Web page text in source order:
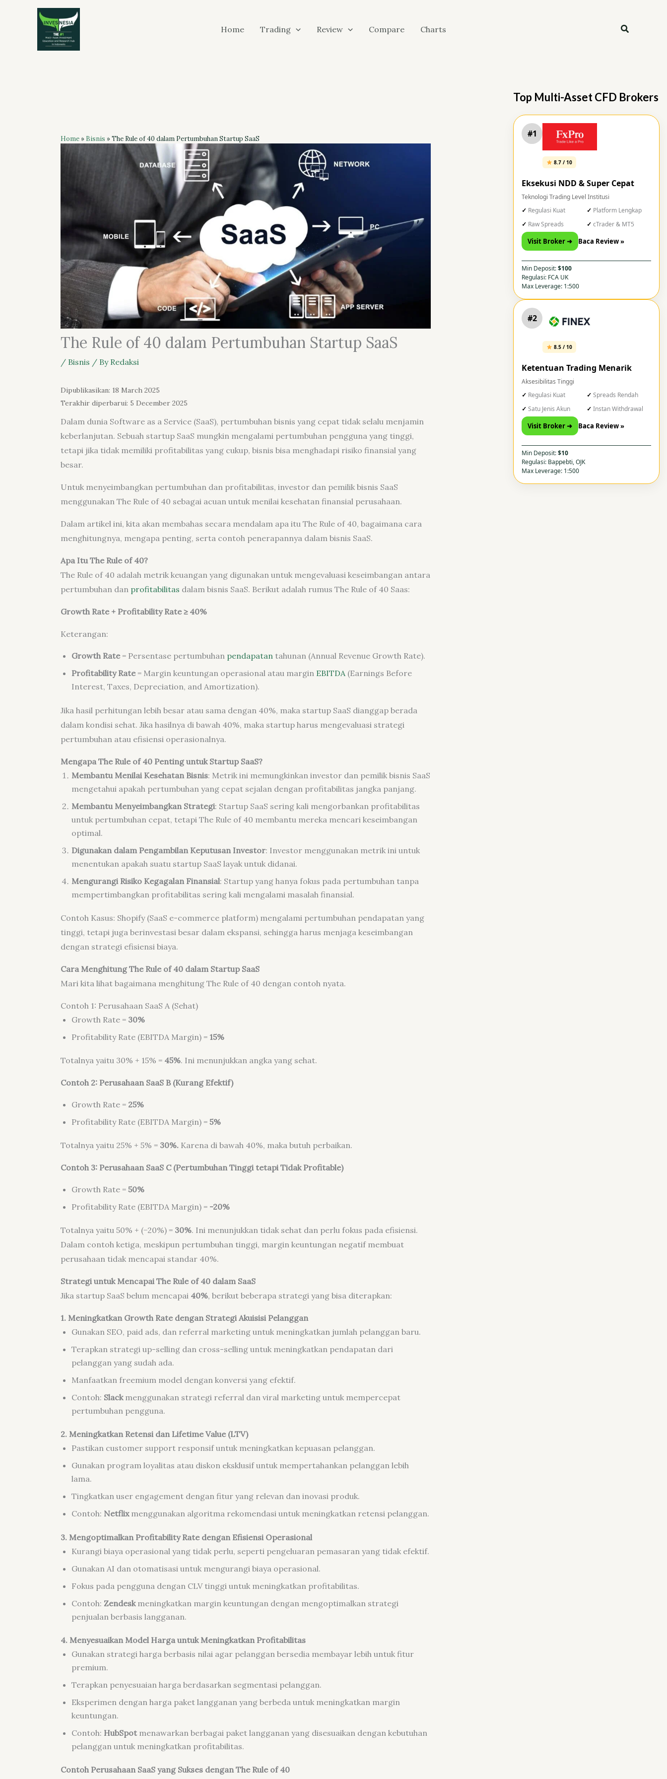
Home Trading Review Compare Charts Search
Home» Bisnis »The Rule of 40 dalam Pertumbuhan Startup SaaS
The Rule of 40 dalam Pertumbuhan Startup SaaS
/ Bisnis / By Redaksi
Dipublikasikan: 18 March 2025
Terakhir diperbarui: 5 December 2025
Dalam dunia Software as a Service (SaaS), pertumbuhan bisnis yang cepat tidak selalu menjamin
keberlanjutan. Sebuah startup SaaS mungkin mengalami pertumbuhan pengguna yang tinggi,
tetapi jika tidak memiliki profitabilitas yang cukup, bisnis bisa menghadapi risiko finansial yang
besar.
Untuk menyeimbangkan pertumbuhan dan profitabilitas, investor dan pemilik bisnis SaaS
menggunakan The Rule of 40 sebagai acuan untuk menilai kesehatan finansial perusahaan.
Dalam artikel ini, kita akan membahas secara mendalam apa itu The Rule of 40, bagaimana cara
menghitungnya, mengapa penting, serta contoh penerapannya dalam bisnis SaaS.
Apa Itu The Rule of 40?
The Rule of 40 adalah metrik keuangan yang digunakan untuk mengevaluasi keseimbangan antara
pertumbuhan dan profitabilitas dalam bisnis SaaS. Berikut adalah rumus The Rule of 40 Saas:
Growth Rate + Profitability Rate ≥ 40%
Keterangan:
Growth Rate= Persentase pertumbuhan pendapatantahunan (Annual Revenue Growth Rate).
Profitability Rate= Margin keuntungan operasional atau margin EBITDA(Earnings Before
Interest, Taxes, Depreciation, and Amortization).
Jika hasil perhitungan lebih besar atau sama dengan 40%, maka startup SaaS dianggap berada
dalam kondisi sehat. Jika hasilnya di bawah 40%, maka startup harus mengevaluasi strategi
pertumbuhan atau efisiensi operasionalnya.
Mengapa The Rule of 40 Penting untuk Startup SaaS?
Membantu Menilai Kesehatan Bisnis: Metrik ini memungkinkan investor dan pemilik bisnis SaaS
mengetahui apakah pertumbuhan yang cepat sejalan dengan profitabilitas jangka panjang.
Membantu Menyeimbangkan Strategi: Startup SaaS sering kali mengorbankan profitabilitas
untuk pertumbuhan cepat, tetapi The Rule of 40 membantu mereka mencari keseimbangan
optimal.
Digunakan dalam Pengambilan Keputusan Investor: Investor menggunakan metrik ini untuk
menentukan apakah suatu startup SaaS layak untuk didanai.
Mengurangi Risiko Kegagalan Finansial: Startup yang hanya fokus pada pertumbuhan tanpa
mempertimbangkan profitabilitas sering kali mengalami masalah finansial.
Contoh Kasus: Shopify (SaaS e-commerce platform) mengalami pertumbuhan pendapatan yang
tinggi, tetapi juga berinvestasi besar dalam ekspansi, sehingga harus menjaga keseimbangan
dengan strategi efisiensi biaya.
Cara Menghitung The Rule of 40 dalam Startup SaaS
Mari kita lihat bagaimana menghitung The Rule of 40 dengan contoh nyata.
Contoh 1: Perusahaan SaaS A (Sehat)
Growth Rate = 30%
Profitability Rate (EBITDA Margin) = 15%
Totalnya yaitu 30% + 15% = 45%. Ini menunjukkan angka yang sehat.
Contoh 2: Perusahaan SaaS B (Kurang Efektif)
Growth Rate = 25%
Profitability Rate (EBITDA Margin) = 5%
Totalnya yaitu 25% + 5% = 30%. Karena di bawah 40%, maka butuh perbaikan.
Contoh 3: Perusahaan SaaS C (Pertumbuhan Tinggi tetapi Tidak Profitable)
Growth Rate = 50%
Profitability Rate (EBITDA Margin) = -20%
Totalnya yaitu 50% + (−20%) = 30%. Ini menunjukkan tidak sehat dan perlu fokus pada efisiensi.
Dalam contoh ketiga, meskipun pertumbuhan tinggi, margin keuntungan negatif membuat
perusahaan tidak mencapai standar 40%.
Strategi untuk Mencapai The Rule of 40 dalam SaaS
Jika startup SaaS belum mencapai 40%, berikut beberapa strategi yang bisa diterapkan:
1. Meningkatkan Growth Rate dengan Strategi Akuisisi Pelanggan
Gunakan SEO, paid ads, dan referral marketing untuk meningkatkan jumlah pelanggan baru.
Terapkan strategi up-selling dan cross-selling untuk meningkatkan pendapatan dari
pelanggan yang sudah ada.
Manfaatkan freemium model dengan konversi yang efektif.
Contoh: Slackmenggunakan strategi referral dan viral marketing untuk mempercepat
pertumbuhan pengguna.
2. Meningkatkan Retensi dan Lifetime Value (LTV)
Pastikan customer support responsif untuk meningkatkan kepuasan pelanggan.
Gunakan program loyalitas atau diskon eksklusif untuk mempertahankan pelanggan lebih
lama.
Tingkatkan user engagement dengan fitur yang relevan dan inovasi produk.
Contoh: Netflixmenggunakan algoritma rekomendasi untuk meningkatkan retensi pelanggan.
3. Mengoptimalkan Profitability Rate dengan Efisiensi Operasional
Kurangi biaya operasional yang tidak perlu, seperti pengeluaran pemasaran yang tidak efektif.
Gunakan AI dan otomatisasi untuk mengurangi biaya operasional.
Fokus pada pengguna dengan CLV tinggi untuk meningkatkan profitabilitas.
Contoh: Zendeskmeningkatkan margin keuntungan dengan mengoptimalkan strategi
penjualan berbasis langganan.
4. Menyesuaikan Model Harga untuk Meningkatkan Profitabilitas
Gunakan strategi harga berbasis nilai agar pelanggan bersedia membayar lebih untuk fitur
premium.
Terapkan penyesuaian harga berdasarkan segmentasi pelanggan.
Eksperimen dengan harga paket langganan yang berbeda untuk meningkatkan margin
keuntungan.
Contoh: HubSpotmenawarkan berbagai paket langganan yang disesuaikan dengan kebutuhan
pelanggan untuk meningkatkan profitabilitas.
Contoh Perusahaan SaaS yang Sukses dengan The Rule of 40
Top Multi-Asset CFD Brokers
#1
8.7 / 10
Eksekusi NDD & Super Cepat
Teknologi Trading Level Institusi
Regulasi Kuat
Platform Lengkap
Raw Spreads
cTrader & MT5
Visit Broker ➜ Baca Review »
Min Deposit:$100
Regulasi: FCA UK
Max Leverage: 1:500
#2
8.5 / 10
Ketentuan Trading Menarik
Aksesibilitas Tinggi
Regulasi Kuat
Spreads Rendah
Satu Jenis Akun
Instan Withdrawal
Visit Broker ➜ Baca Review »
Min Deposit:$10
Regulasi: Bappebti, OJK
Max Leverage: 1:500